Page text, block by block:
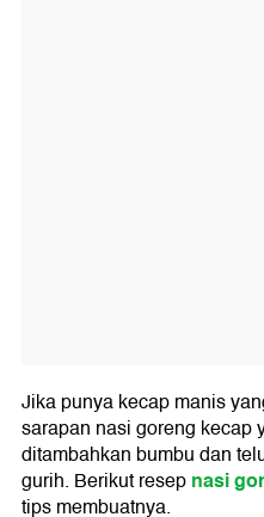
Jika punya kecap manis
sarapan nasi goreng kecap
ditambahkan bumbu dan
gurih. Berikut resepnasi
tips membuatnya.